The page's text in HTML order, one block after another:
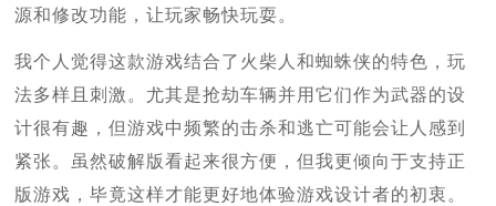
源和修改功能，让玩家畅快玩耍。
我个人觉得这款游戏结合了火柴人和蜘蛛侠的特色，玩
法多样且刺激。尤其是抢劫车辆并用它们作为武器的设
计很有趣，但游戏中频繁的击杀和逃亡可能会让人感到
紧张。虽然破解版看起来很方便，但我更倾向于支持正
版游戏，毕竟这样才能更好地体验游戏设计者的初衷。